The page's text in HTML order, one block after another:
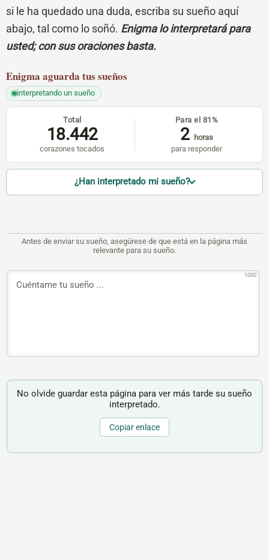
si le ha quedado una duda, escriba su sueño aquí
abajo, tal como lo soñó. Enigma lo interpretará para
usted; con sus oraciones basta.
Enigma aguarda tus sueños
interpretando un sueño
Total
18.442
corazones tocados
Para el 81%
2 horas
para responder
¿Han interpretado mi sueño?
Antes de enviar su sueño, asegúrese de que está en la página más
relevante para su sueño.
1000
No olvide guardar esta página para ver más tarde su sueño
interpretado.
Copiar enlace